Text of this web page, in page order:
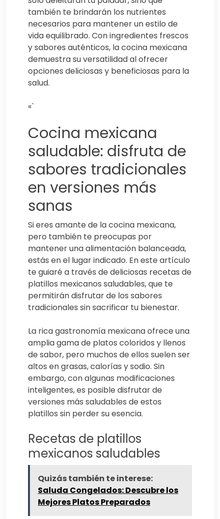
también te brindarán los nutrientes
necesarios para mantener un estilo de
vida equilibrado. Con ingredientes frescos
y sabores auténticos, la cocina mexicana
demuestra su versatilidad al ofrecer
opciones deliciosas y beneficiosas para la
salud.
«`
Cocina mexicana
saludable: disfruta de
sabores tradicionales
en versiones más
sanas
Si eres amante de la cocina mexicana,
pero también te preocupas por
mantener una alimentación balanceada,
estás en el lugar indicado. En este artículo
te guiaré a través de deliciosas recetas de
platillos mexicanos saludables, que te
permitirán disfrutar de los sabores
tradicionales sin sacrificar tu bienestar.
La rica gastronomía mexicana ofrece una
amplia gama de platos coloridos y llenos
de sabor, pero muchos de ellos suelen ser
altos en grasas, calorías y sodio. Sin
embargo, con algunas modificaciones
inteligentes, es posible disfrutar de
versiones más saludables de estos
platillos sin perder su esencia.
Recetas de platillos
mexicanos saludables
Quizás también te interese:
Saluda Congelados: Descubre los
Mejores Platos Preparados